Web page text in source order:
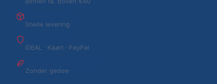
Snelle levering
iDEAL · Kaart · PayPal
Zonder gedoe